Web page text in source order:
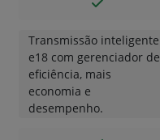
Transmissão inteligente
e18 com gerenciador de
eficiência, mais
economia e
desempenho.